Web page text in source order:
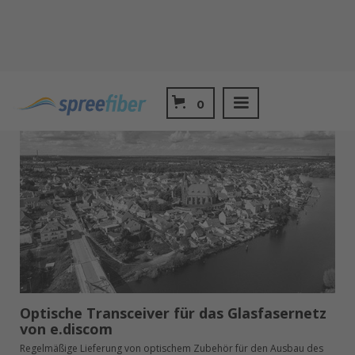
0
Optische Transceiver für das Glasfasernetz
von e.discom
Regelmäßige Lieferung von optischem Zubehör für den Ausbau des